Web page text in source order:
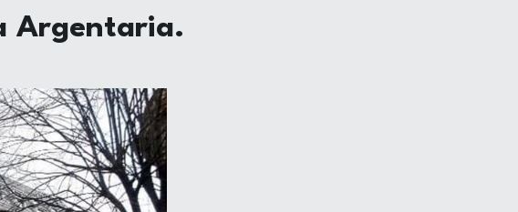
Argentaria.​